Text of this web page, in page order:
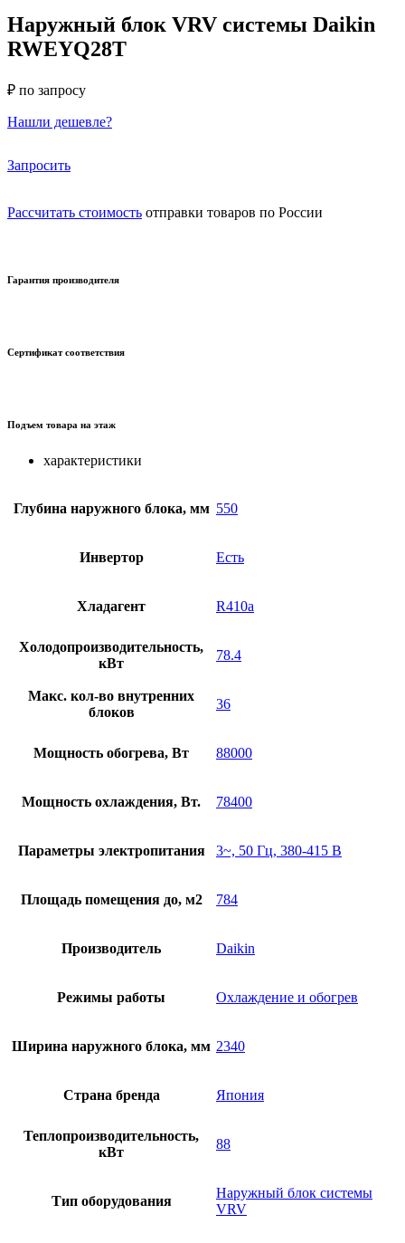
Наружный блок VRV системы Daikin
RWEYQ28T
₽ по запросу
Нашли дешевле?
Запросить
Рассчитать стоимость отправки товаров по России
Гарантия производителя
Сертификат соответствия
Подъем товара на этаж
характеристики
Глубина наружного блока, мм 550
Инвертор Есть
Хладагент R410a
Холодопроизводительность,
кВт
78.4
Макс. кол-во внутренних
блоков
36
Мощность обогрева, Вт 88000
Мощность охлаждения, Вт. 78400
Параметры электропитания 3~, 50 Гц, 380-415 В
Площадь помещения до, м2 784
Производитель Daikin
Режимы работы Охлаждение и обогрев
Ширина наружного блока, мм 2340
Страна бренда Япония
Теплопроизводительность,
кВт
88
Тип оборудования
Наружный блок системы
VRV